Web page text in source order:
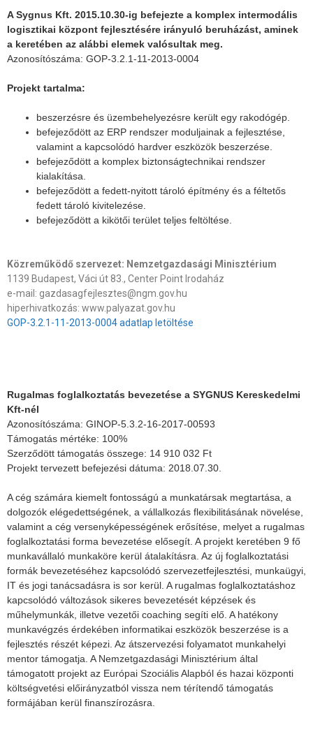
A Sygnus Kft. 2015.10.30-ig befejezte a komplex intermodális
logisztikai központ fejlesztésére irányuló beruházást, aminek
a keretében az alábbi elemek valósultak meg.
Azonosítószáma: GOP-3.2.1-11-2013-0004
Projekt tartalma:
beszerzésre és üzembehelyezésre került egy rakodógép.
befejeződött az ERP rendszer moduljainak a fejlesztése,
valamint a kapcsolódó hardver eszközök beszerzése.
befejeződött a komplex biztonságtechnikai rendszer
kialakítása.
befejeződött a fedett-nyitott tároló építmény és a féltetős
fedett tároló kivitelezése.
befejeződött a kikötői terület teljes feltöltése.
Közreműködő szervezet: Nemzetgazdasági Minisztérium
1139 Budapest, Váci út 83., Center Point Irodaház
e-mail: gazdasagfejlesztes@ngm.gov.hu
hiperhivatkozás: www.palyazat.gov.hu
GOP-3.2.1-11-2013-0004 adatlap letöltése
Rugalmas foglalkoztatás bevezetése a SYGNUS Kereskedelmi
Kft-nél
Azonosítószáma: GINOP-5.3.2-16-2017-00593
Támogatás mértéke: 100%
Szerződött támogatás összege: 14 910 032 Ft
Projekt tervezett befejezési dátuma: 2018.07.30.
A cég számára kiemelt fontosságú a munkatársak megtartása, a
dolgozók elégedettségének, a vállalkozás flexibilitásának növelése,
valamint a cég versenyképességének erősítése, melyet a rugalmas
foglalkoztatási forma bevezetése elősegít. A projekt keretében 9 fő
munkavállaló munkaköre kerül átalakításra. Az új foglalkoztatási
formák bevezetéséhez kapcsolódó szervezetfejlesztési, munkaügyi,
IT és jogi tanácsadásra is sor kerül. A rugalmas foglalkoztatáshoz
kapcsolódó változások sikeres bevezetését képzések és
műhelymunkák, illetve vezetői coaching segíti elő. A hatékony
munkavégzés érdekében informatikai eszközök beszerzése is a
fejlesztés részét képezi. Az átszervezési folyamatot munkahelyi
mentor támogatja. A Nemzetgazdasági Minisztérium által
támogatott projekt az Európai Szociális Alapból és hazai központi
költségvetési előirányzatból vissza nem térítendő támogatás
formájában kerül finanszírozásra.